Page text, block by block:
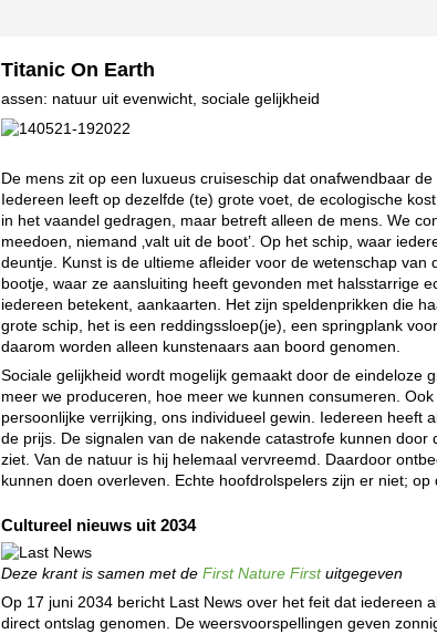
Titanic On Earth
assen: natuur uit evenwicht, sociale gelijkheid
De mens zit op een luxueus cruiseschip dat onafwendbaar
Iedereen leeft op dezelfde (te) grote voet, de ecologische
in het vaandel gedragen, maar betreft alleen de mens. We
meedoen, niemand ‚valt uit de boot’. Op het schip, waar
deuntje. Kunst is de ultieme afleider voor de wetenschap
bootje, waar ze aansluiting heeft gevonden met halsstarrige
iedereen betekent, aankaarten. Het zijn speldenprikken die
grote schip, het is een reddingssloep(je), een springplank
daarom worden alleen kunstenaars aan boord genomen.
Sociale gelijkheid wordt mogelijk gemaakt door de eindeloze
meer we produceren, hoe meer we kunnen consumeren.
persoonlijke verrijking, ons individueel gewin. Iedereen heeft
de prijs. De signalen van de nakende catastrofe kunnen
ziet. Van de natuur is hij helemaal vervreemd. Daardoor
kunnen doen overleven. Echte hoofdrolspelers zijn er niet;
Cultureel nieuws uit 2034
Deze krant is samen met deFirst Nature Firstuitgegeven
Op 17 juni 2034 bericht Last News over het feit dat iedereen
direct ontslag genomen. De weersvoorspellingen geven